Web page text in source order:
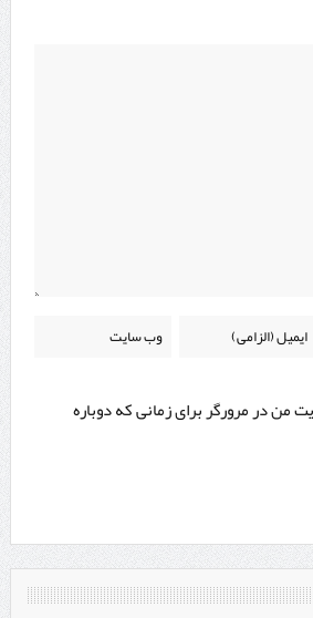
من در مرورگر برای زمانی که دوباره